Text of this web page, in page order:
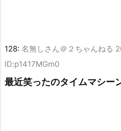
128: 名無しさん＠２ちゃんねる
ID:p1417MGm0
最近笑ったのタイムマシー